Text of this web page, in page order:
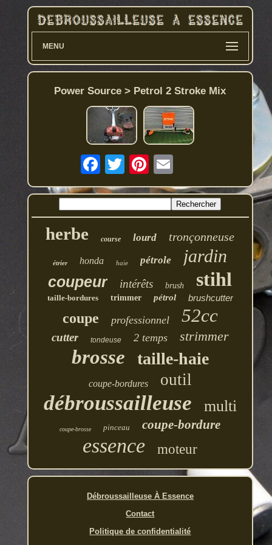
MENU
Power Source > Petrol 2 Stroke Mix
herbe course lourd tronçonneuse
étrier honda haie pétrole jardin
coupeur intérêts brush stihl
taille-bordures trimmer pétrol brushcutter
coupe professionnel 52cc
cutter tondeuse 2 temps strimmer
brosse taille-haie
coupe-bordures outil
débroussailleuse multi
coupe-brosse pinceau coupe-bordure
essence moteur
Débroussailleuse À Essence
Contact
Politique de confidentialité